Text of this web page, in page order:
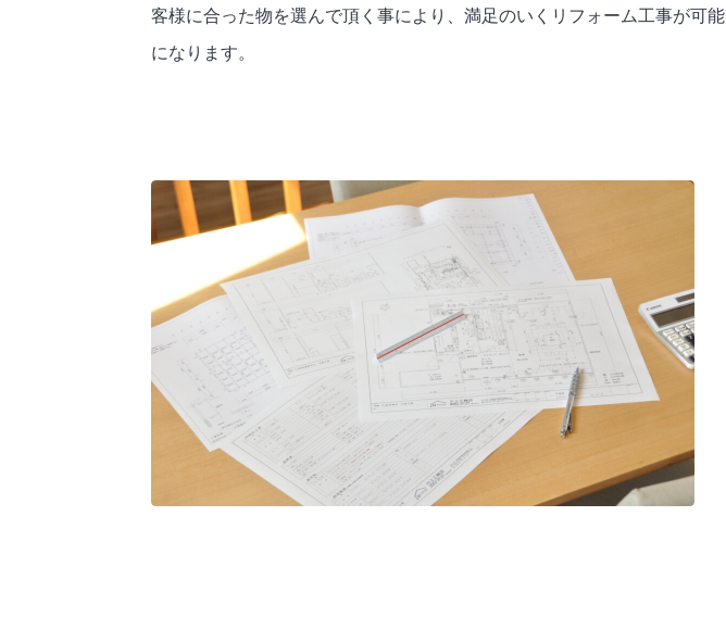
客様に合った物を選んで頂く事により、満足のいくリフォーム工事が可能
になります。